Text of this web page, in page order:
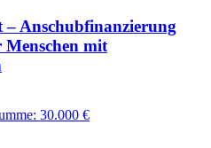
– Anschubfinanzierung
mit
30.000 €